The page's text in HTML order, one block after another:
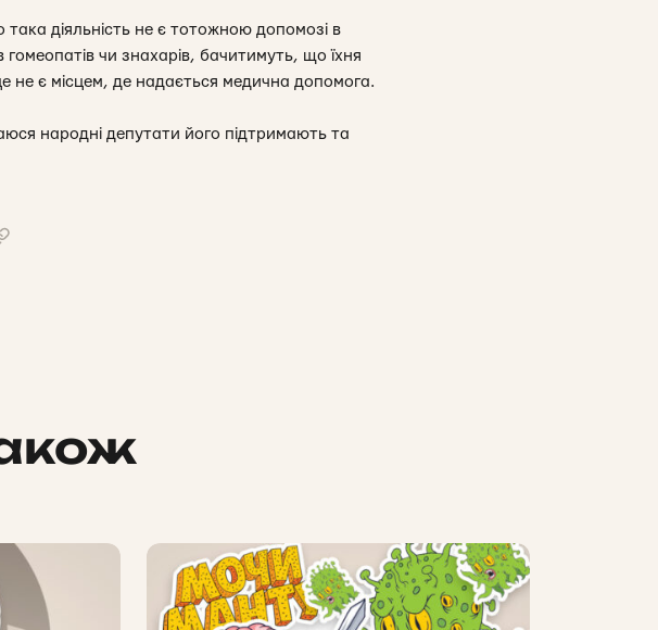
діяльність не є тотожною допомозі в
гомеопатів чи знахарів, бачитимуть, що їхня
є місцем, де надається медична допомога.
народні депутати його підтримають та